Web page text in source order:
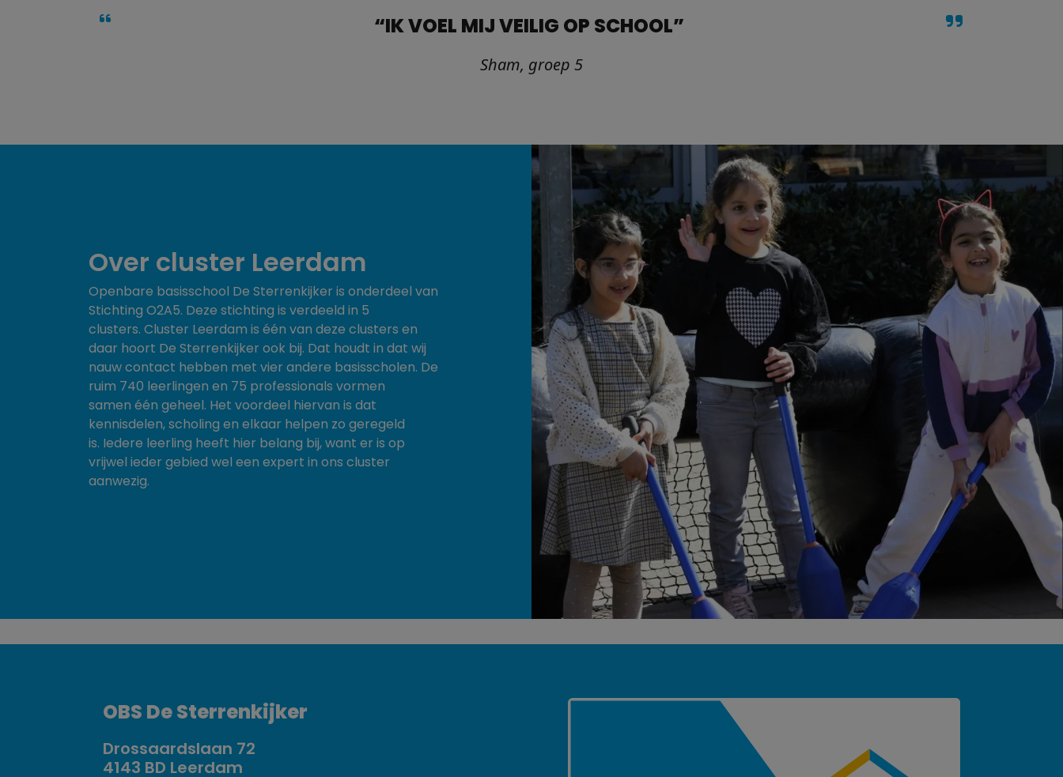
“IK VOEL MIJ VEILIG OP SCHOOL”
Sham, groep 5
Over cluster Leerdam
Openbare basisschool De Sterrenkijker is onderdeel van
Stichting O2A5. Deze stichting is verdeeld in 5
clusters. Cluster Leerdam is één van deze clusters en
daar hoort De Sterrenkijker ook bij. Dat houdt in dat wij
nauw contact hebben met vier andere basisscholen. De
ruim 740 leerlingen en 75 professionals vormen
samen één geheel. Het voordeel hiervan is dat
kennisdelen, scholing en elkaar helpen zo geregeld
is. Iedere leerling heeft hier belang bij, want er is op
vrijwel ieder gebied wel een expert in ons cluster
aanwezig.
OBS De Sterrenkijker
Drossaardslaan 72
4143 BD Leerdam